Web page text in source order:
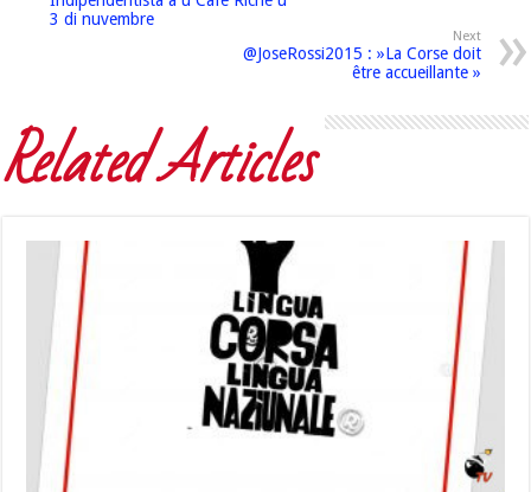
3 di nuvembre
Next
@JoseRossi2015 : »La Corse doit
être accueillante »
Related Articles